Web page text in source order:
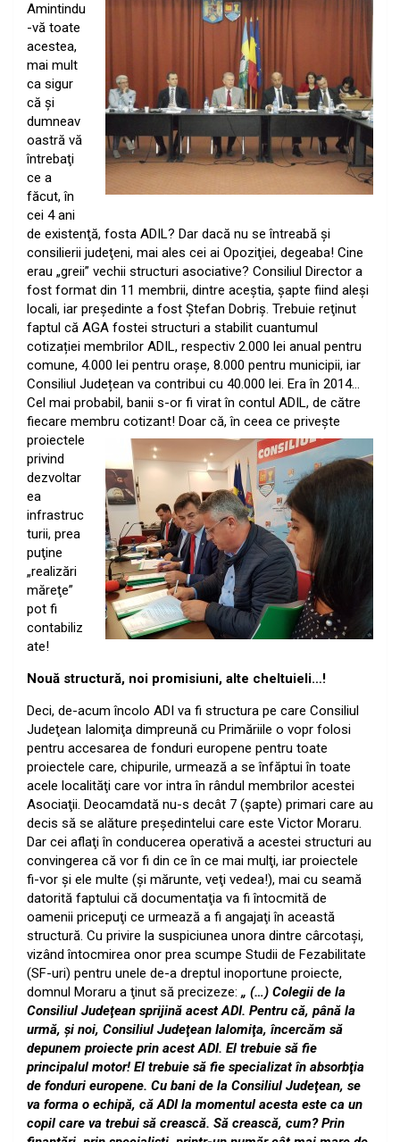
Amintindu
-vă toate
acestea,
mai mult
ca sigur
că şi
dumneav
oastră vă
întrebaţi
ce a
făcut, în
cei 4 ani
de existenţă, fosta ADIL? Dar dacă nu se întreabă şi
consilierii judeţeni, mai ales cei ai Opoziţiei, degeaba! Cine
erau „greii” vechii structuri asociative? Consiliul Director a
fost format din 11 membrii, dintre aceștia, șapte fiind aleși
locali, iar președinte a fost Ștefan Dobriș. Trebuie reţinut
faptul că AGA fostei structuri a stabilit cuantumul
cotizației membrilor ADIL, respectiv 2.000 lei anual pentru
comune, 4.000 lei pentru orașe, 8.000 pentru municipii, iar
Consiliul Județean va contribui cu 40.000 lei. Era în 2014…
Cel mai probabil, banii s-or fi virat în contul ADIL, de către
fiecare membru cotizant! Doar că, în ceea ce priveşte
proiectele
privind
dezvoltar
ea
infrastruc
turii, prea
puţine
„realizări
măreţe”
pot fi
contabiliz
ate!
Nouă structură, noi promisiuni, alte cheltuieli…!
Deci, de-acum încolo ADI va fi structura pe care Consiliul
Judeţean Ialomiţa dimpreună cu Primăriile o vopr folosi
pentru accesarea de fonduri europene pentru toate
proiectele care, chipurile, urmează a se înfăptui în toate
acele localităţi care vor intra în rândul membrilor acestei
Asociaţii. Deocamdată nu-s decât 7 (şapte) primari care au
decis să se alăture preşedintelui care este Victor Moraru.
Dar cei aflaţi în conducerea operativă a acestei structuri au
convingerea că vor fi din ce în ce mai mulţi, iar proiectele
fi-vor şi ele multe (şi mărunte, veţi vedea!), mai cu seamă
datorită faptului că documentaţia va fi întocmită de
oamenii pricepuţi ce urmează a fi angajaţi în această
structură. Cu privire la suspiciunea unora dintre cârcotaşi,
vizând întocmirea onor prea scumpe Studii de Fezabilitate
(SF-uri) pentru unele de-a dreptul inoportune proiecte,
domnul Moraru a ţinut să precizeze: „ (…) Colegii de la
Consiliul Judeţean sprijină acest ADI. Pentru că, până la
urmă, şi noi, Consiliul Judeţean Ialomiţa, încercăm să
depunem proiecte prin acest ADI. El trebuie să fie
principalul motor! El trebuie să fie specializat în absorbţia
de fonduri europene. Cu bani de la Consiliul Judeţean, se
va forma o echipă, că ADI la momentul acesta este ca un
copil care va trebui să crească. Să crească, cum? Prin